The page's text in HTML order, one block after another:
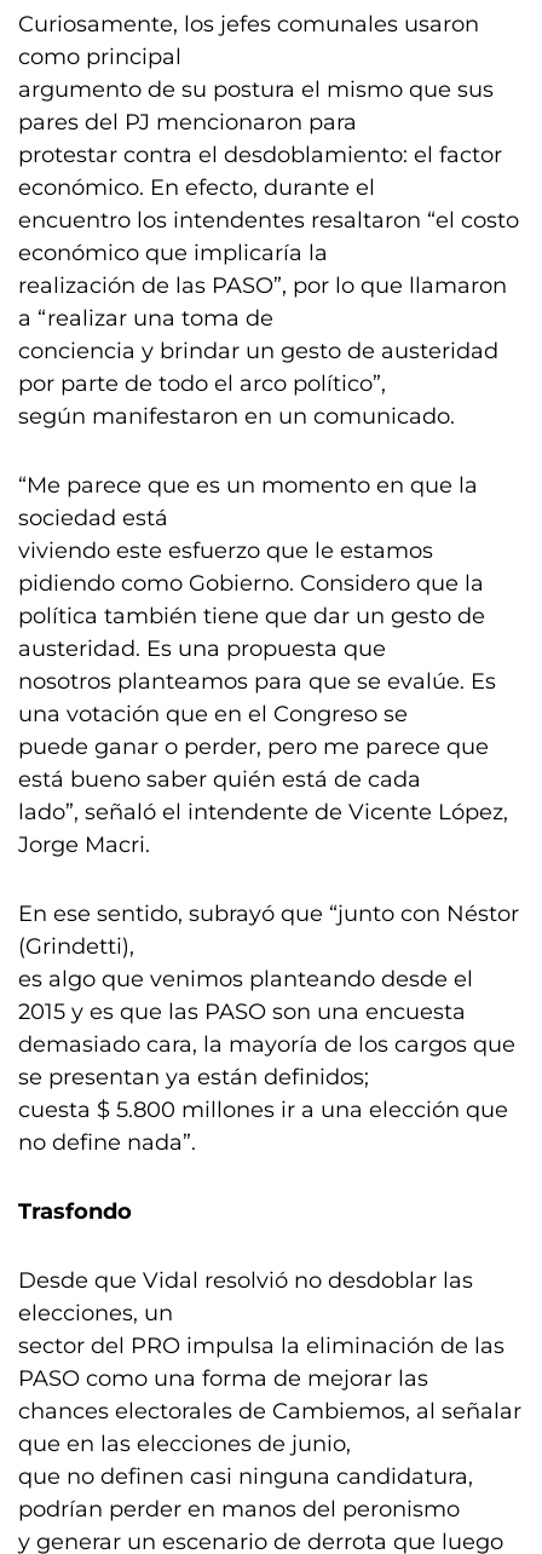
Curiosamente, los jefes comunales usaron
como principal
argumento de su postura el mismo que sus
pares del PJ mencionaron para
protestar contra el desdoblamiento: el factor
económico. En efecto, durante el
encuentro los intendentes resaltaron “el costo
económico que implicaría la
realización de las PASO”, por lo que llamaron
a “realizar una toma de
conciencia y brindar un gesto de austeridad
por parte de todo el arco político”,
según manifestaron en un comunicado.
“Me parece que es un momento en que la
sociedad está
viviendo este esfuerzo que le estamos
pidiendo como Gobierno. Considero que la
política también tiene que dar un gesto de
austeridad. Es una propuesta que
nosotros planteamos para que se evalúe. Es
una votación que en el Congreso se
puede ganar o perder, pero me parece que
está bueno saber quién está de cada
lado”, señaló el intendente de Vicente López,
Jorge Macri.
En ese sentido, subrayó que “junto con Néstor
(Grindetti),
es algo que venimos planteando desde el
2015 y es que las PASO son una encuesta
demasiado cara, la mayoría de los cargos que
se presentan ya están definidos;
cuesta $ 5.800 millones ir a una elección que
no define nada”.
Trasfondo
Desde que Vidal resolvió no desdoblar las
elecciones, un
sector del PRO impulsa la eliminación de las
PASO como una forma de mejorar las
chances electorales de Cambiemos, al señalar
que en las elecciones de junio,
que no definen casi ninguna candidatura,
podrían perder en manos del peronismo
y generar un escenario de derrota que luego